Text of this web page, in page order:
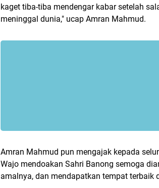
kaget tiba-tiba mendengar kabar setelah
meninggal dunia," ucap Amran Mahmud.
Amran Mahmud pun mengajak kepada
Wajo mendoakan Sahri Banong semoga
amalnya, dan mendapatkan tempat terbaik